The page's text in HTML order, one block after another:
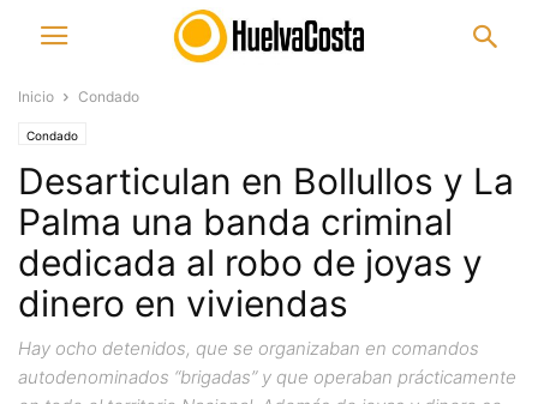
Inicio Condado
Condado
Desarticulan en Bollullos y La
Palma una banda criminal
dedicada al robo de joyas y
dinero en viviendas
Hay ocho detenidos, que se organizaban en comandos
autodenominados “brigadas” y que operaban prácticamente